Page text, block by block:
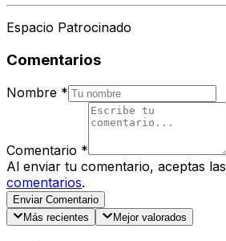
Espacio Patrocinado
Comentarios
Nombre *
Comentario *
Al enviar tu comentario, aceptas las
comentarios.
Enviar Comentario
Más recientes
Mejor valorados